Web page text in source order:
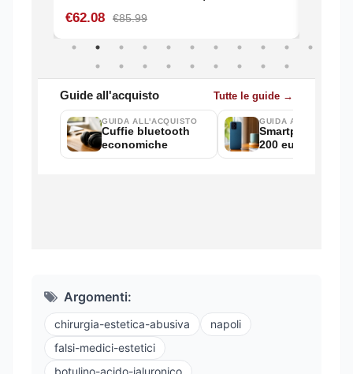
Argomenti:
chirurgia-estetica-abusiva
napoli
falsi-medici-estetici
botulino-acido-ialuronico